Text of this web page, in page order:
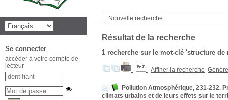
Nouvelle recherche
Résultat de la recherche
1 recherche sur le mot-clé 'structure de
Affiner la recherche
Pollution Atmosphérique, 231-232.
climats urbains et de leurs effets sur le
Se connecter
accéder à votre compte de
lecteur